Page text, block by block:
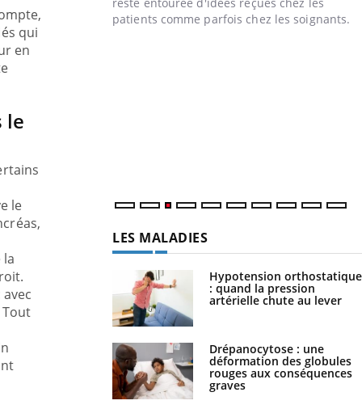
qui
en
le
le
la
Tout
ce qui la rend ... patients comme parfois chez les soignants.
LES MALADIES
Hypotension orthostatique
: quand la pression
artérielle chute au lever
Drépanocytose : une
déformation des globules
rouges aux conséquences
graves